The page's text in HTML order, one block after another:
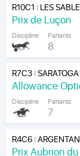
R10C1 | LES
Prix de Luçon
Discipline Partants
8
R7C3|SARATOGA
Allowance
Discipline Partants
7
R4C6|ARGENTAN
Prix Aubrion